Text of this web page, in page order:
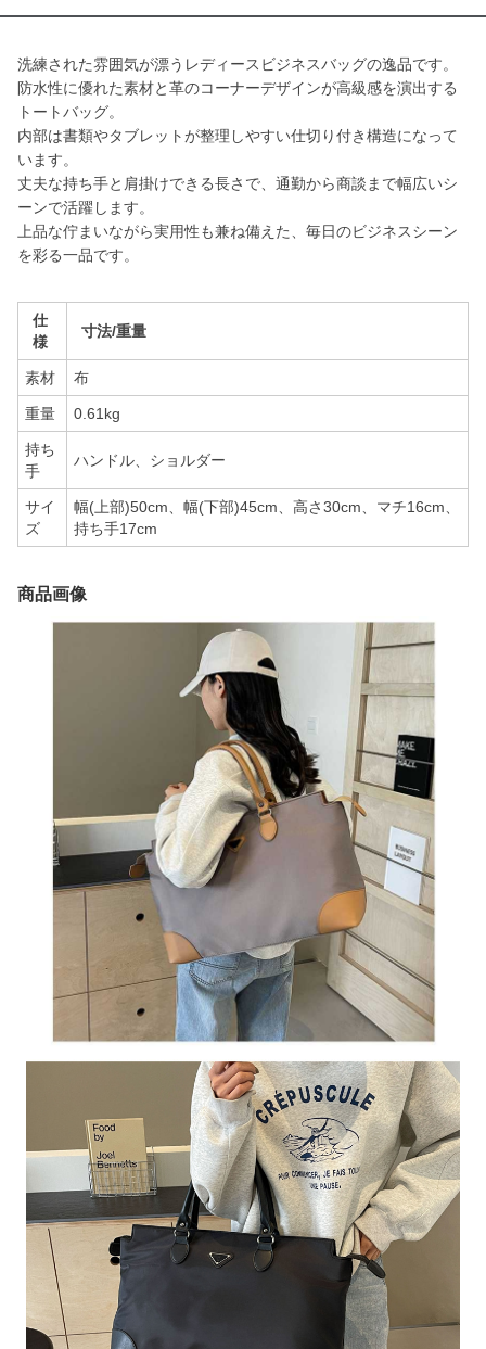
洗練された雰囲気が漂うレディースビジネスバッグの逸品です。
防水性に優れた素材と革のコーナーデザインが高級感を演出する
トートバッグ。
内部は書類やタブレットが整理しやすい仕切り付き構造になって
います。
丈夫な持ち手と肩掛けできる長さで、通勤から商談まで幅広いシ
ーンで活躍します。
上品な佇まいながら実用性も兼ね備えた、毎日のビジネスシーン
を彩る一品です。
仕
様
寸法/重量
素材 布
重量 0.61kg
持ち
手
ハンドル、ショルダー
サイ
ズ
幅(上部)50cm、幅(下部)45cm、高さ30cm、マチ16cm、
持ち手17cm
商品画像